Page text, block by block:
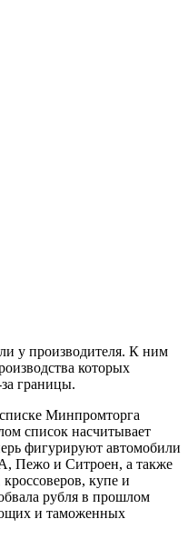
у производителя. К ним
которых
за границы.
Минпромторга
список насчитывает
фигурируют автомобили
Пежо и Ситроен, а также
купе и
рубля в прошлом
и таможенных